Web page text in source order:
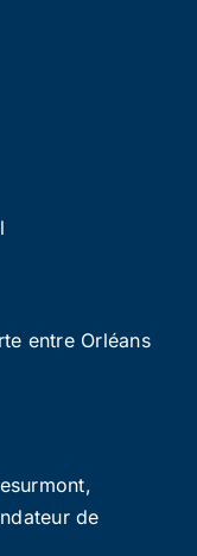
entre Orléans
de